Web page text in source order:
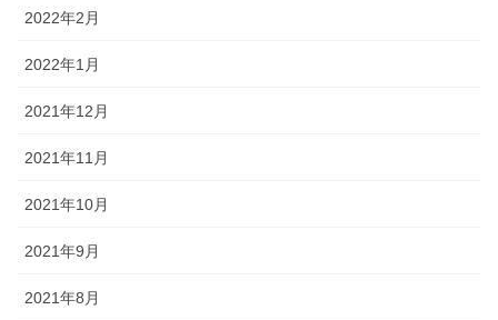
2022年2月
2022年1月
2021年12月
2021年11月
2021年10月
2021年9月
2021年8月